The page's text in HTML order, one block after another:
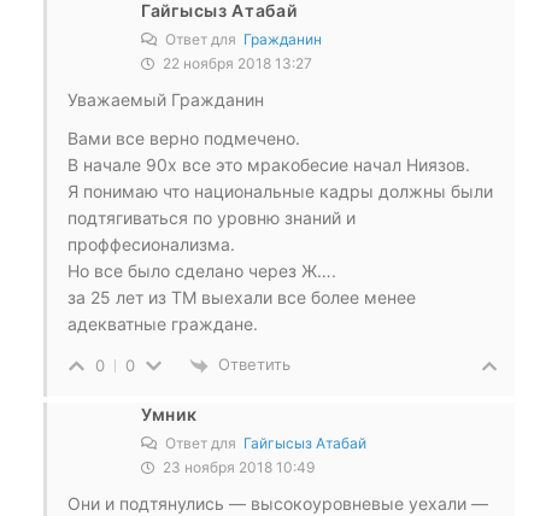
Гайгысыз Атабай
Ответ для Гражданин
22 ноября 2018 13:27
Уважаемый Гражданин
Вами все верно подмечено.
В начале 90х все это мракобесие начал Ниязов.
Я понимаю что национальные кадры должны были
подтягиваться по уровню знаний и
проффесионализма.
Но все было сделано через Ж….
за 25 лет из ТМ выехали все более менее
адекватные граждане.
0 0 Ответить
Умник
Ответ для Гайгысыз Атабай
23 ноября 2018 10:49
Они и подтянулись — высокоуровневые уехали —